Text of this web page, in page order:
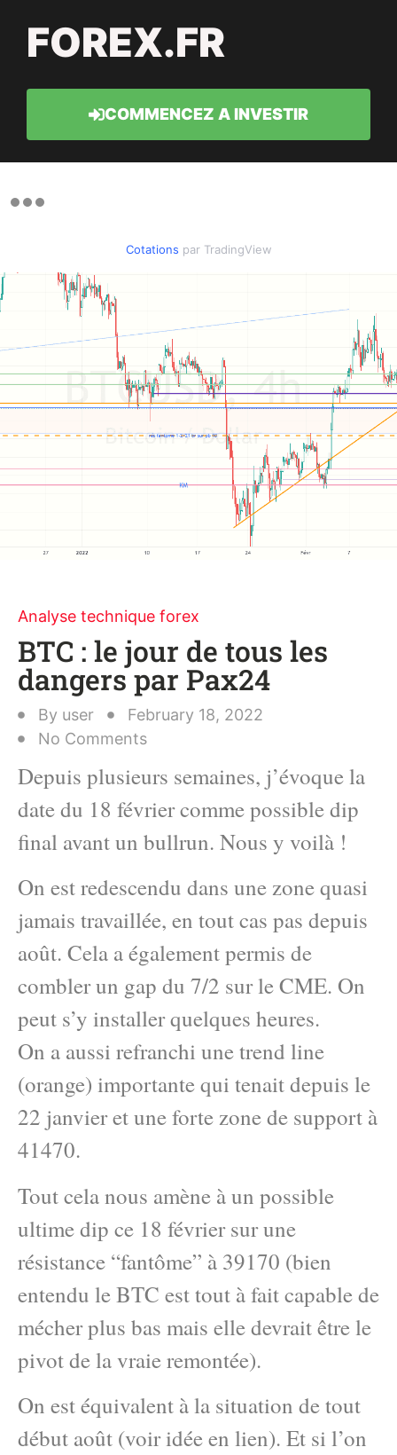
FOREX.FR
COMMENCEZ A INVESTIR
Cotations par TradingView
Analyse technique forex
BTC : le jour de tous les
dangers par Pax24
By user
February 18, 2022
No Comments
Depuis plusieurs semaines, j’évoque la
date du 18 février comme possible dip
final avant un bullrun. Nous y voilà !
On est redescendu dans une zone quasi
jamais travaillée, en tout cas pas depuis
août. Cela a également permis de
combler un gap du 7/2 sur le CME. On
peut s’y installer quelques heures.
On a aussi refranchi une trend line
(orange) importante qui tenait depuis le
22 janvier et une forte zone de support à
41470.
Tout cela nous amène à un possible
ultime dip ce 18 février sur une
résistance “fantôme” à 39170 (bien
entendu le BTC est tout à fait capable de
mécher plus bas mais elle devrait être le
pivot de la vraie remontée).
On est équivalent à la situation de tout
début août (voir idée en lien). Et si l’on